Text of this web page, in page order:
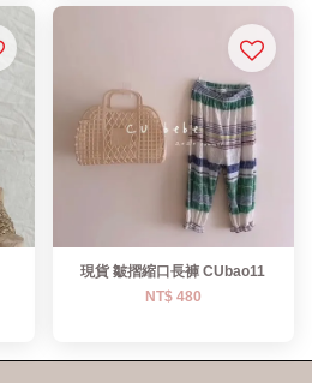
現貨 皺摺縮口長褲 CUbao11
NT$ 480